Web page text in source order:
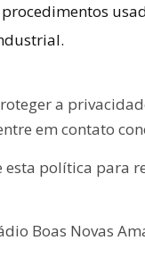
a
em contato
política para
Boas Novas